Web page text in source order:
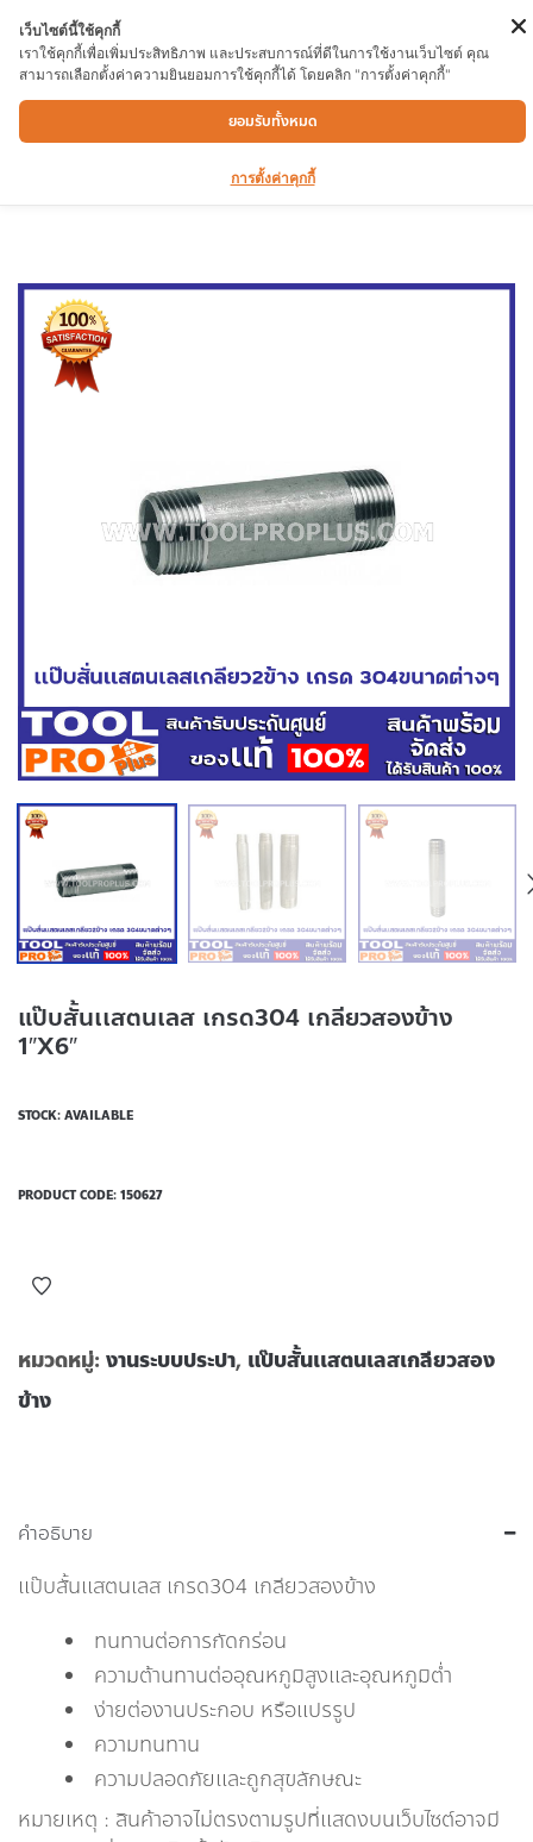
แป๊บสั้นเเสตนเลส เกรด304 เกลียวสองข้าง
1″X6″
แป๊บสั้นเเสตนเลส เกรด304 เกลียวสองข้าง
1″X6″
STOCK: AVAILABLE
PRODUCT CODE: 150627
หมวดหมู่: งานระบบประปา, แป๊บสั้นเเสตนเลสเกลียวสอง
ข้าง
คำอธิบาย
แป๊บสั้นเเสตนเลส เกรด304 เกลียวสองข้าง
ทนทานต่อการกัดกร่อน
ความต้านทานต่ออุณหภูมิสูงและอุณหภูมิต่ำ
ง่ายต่องานประกอบ หรือแปรรูป
ความทนทาน
ความปลอดภัยและถูกสุขลักษณะ
หมายเหตุ : สินค้าอาจไม่ตรงตามรูปที่แสดงบนเว็บไซต์อาจมี
เว็บไซต์นี้ใช้คุกกี้
เราใช้คุกกี้เพื่อเพิ่มประสิทธิภาพ และประสบการณ์ที่ดีในการใช้งานเว็บไซต์ คุณ
สามารถเลือกตั้งค่าความยินยอมการใช้คุกกี้ได้ โดยคลิก "การตั้งค่าคุกกี้"
ยอมรับทั้งหมด
การตั้งค่าคุกกี้